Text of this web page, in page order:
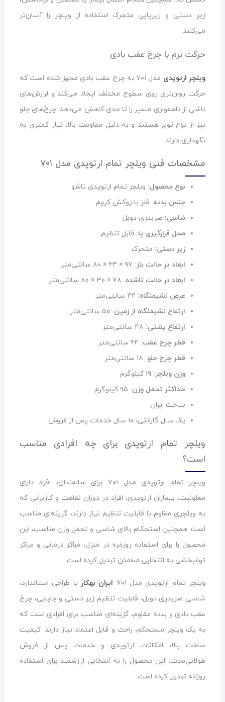
زیر دستی و زیرپایی متحرک استفاده از ویلچر را آسان‌تر
می‌کنند.
حرکت نرم با چرخ عقب بادی
ویلچر ارتوپدی
مدل ۷۰۱ به چرخ عقب بادی مجهز شده است که
حرکت روان‌تری روی سطوح مختلف ایجاد می‌کند و لرزش‌های
ناشی از ناهمواری مسیر را تا حدی کاهش می‌دهد. چرخ‌های جلو
نیز از نوع توپر هستند و به دلیل مقاومت بالا، نیاز کمتری به
نگهداری دارند.
مشخصات فنی ویلچر تمام ارتوپدی مدل ۷۰۱
نوع محصول: ویلچر تمام ارتوپدی تاشو
جنس بدنه: فلز با روکش کروم
شاسی: ضربدری دوبل
محل قرارگیری پا: قابل تنظیم
زیر دستی: متحرک
ابعاد در حالت باز:
ابعاد در حالت تاشده:
عرض نشیمنگاه:
ارتفاع نشیمنگاه از زمین:
ارتفاع پشتی:
قطر چرخ عقب:
قطر چرخ جلو:
وزن ویلچر:
حداکثر تحمل وزن:
ساخت ایران
یک سال گارانتی، ۱۰ سال خدمات پس از فروش
ویلچر تمام ارتوپدی برای چه افرادی مناسب
است؟
ویلچر تمام ارتوپدی مدل ۷۰۱ برای سالمندان، افراد دارای
معلولیت، بیماران ارتوپدی، افراد در دوران نقاهت و کاربرانی که
به ویلچری مقاوم با قابلیت تنظیم نیاز دارند، گزینه‌ای مناسب
است. همچنین استحکام بالای شاسی و تحمل وزن مناسب، این
محصول را برای استفاده روزمره در منزل، مراکز درمانی و مراکز
توانبخشی به انتخابی مطمئن تبدیل کرده است.
ویلچر تمام ارتوپدی مدل ۷۰۱ ایران بهکار با طراحی استاندارد،
شاسی ضربدری دوبل، قابلیت تنظیم زیر دستی و جاپایی، چرخ
عقب بادی و بدنه مقاوم، گزینه‌ای مناسب برای افرادی است که
به یک ویلچر مستحکم، راحت و قابل اعتماد نیاز دارند. کیفیت
ساخت بالا، امکانات ارتوپدی و خدمات پس از فروش
طولانی‌مدت، این محصول را به انتخابی ارزشمند برای استفاده
روزانه تبدیل کرده است.